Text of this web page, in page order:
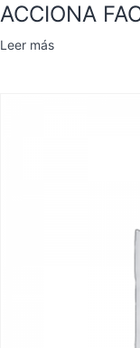
ACCIONA
Leer más